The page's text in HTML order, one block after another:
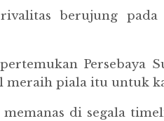
berujung
Persebaya
piala itu untuk
di segala